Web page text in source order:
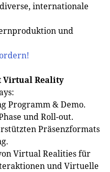
internationale
und
Virtual Reality
Programm & Demo.
und Roll-out.
Präsenzformats
Virtual Realities für
und Virtuelle